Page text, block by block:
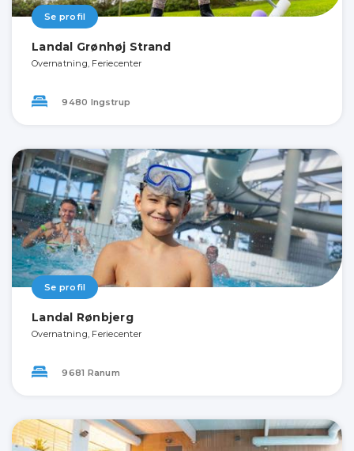
Se profil
Landal Grønhøj Strand
Overnatning, Feriecenter
9480 Ingstrup
Se profil
Landal Rønbjerg
Overnatning, Feriecenter
9681 Ranum